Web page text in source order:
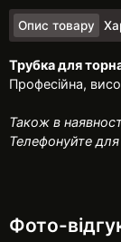
Опис товару
Трубка для
Професійна,
Також в
Телефонуйте
Фото-